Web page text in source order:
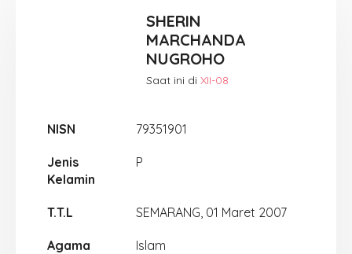
SHERIN
MARCHANDA
NUGROHO
Saat ini di XII-08
NISN 79351901
Jenis
Kelamin
P
T.T.L SEMARANG, 01 Maret 2007
Agama Islam